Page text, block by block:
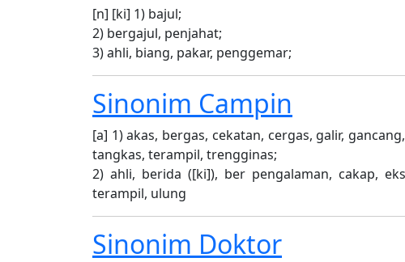
[n] [ki] 1) bajul;
2) bergajul, penjahat;
3) ahli, biang, pakar, penggemar;
Sinonim Campin
[a] 1) akas, bergas, cekatan, cergas, galir,
tangkas, terampil, trengginas;
2) ahli, berida ([ki]), ber pengalaman, cakap,
terampil, ulung
Sinonim Doktor